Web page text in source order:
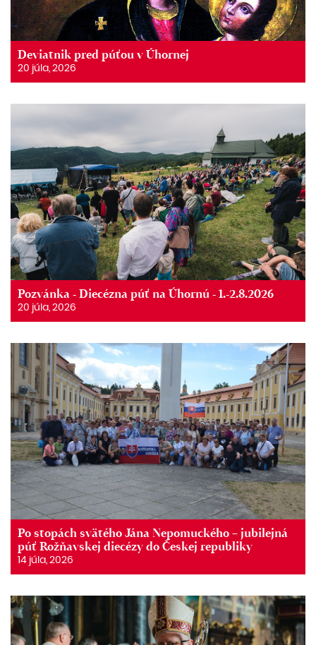
Deviatnik pred púťou v Úhornej
20 júla, 2026
Pozvánka - Diecézna púť na Úhornú - 1.-2.8.2026
20 júla, 2026
Po stopách svätého Jána Nepomuckého – jubilejná
púť Rožňavskej diecézy do Českej republiky
14 júla, 2026